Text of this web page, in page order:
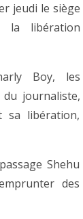
jeudi le siège
la libération
Boy, les
journaliste,
sa libération,
Shehu
des